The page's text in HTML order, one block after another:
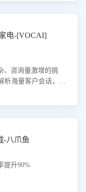
电-[VOCAI]
、咨询量激增的挑
析海量客户会话，精
政策的关注焦点与
评估客服团队政策
-八爪鱼
提升90%